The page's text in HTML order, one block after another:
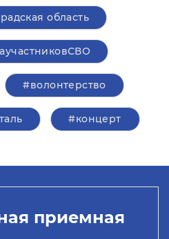
область
#волонтерство
#концерт
приемная